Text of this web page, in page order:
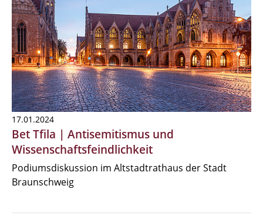
17.01.2024
Bet Tfila | Antisemitismus und
Wissenschaftsfeindlichkeit
Podiumsdiskussion im Altstadtrathaus der Stadt
Braunschweig